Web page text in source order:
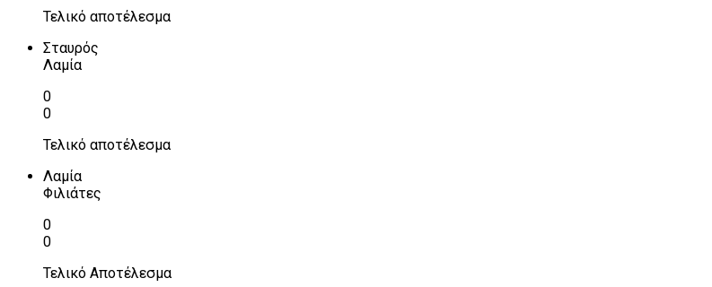
Τελικό αποτέλεσμα
Σταυρός
Λαμία
0
0
Τελικό αποτέλεσμα
Λαμία
Φιλιάτες
0
0
Τελικό Αποτέλεσμα